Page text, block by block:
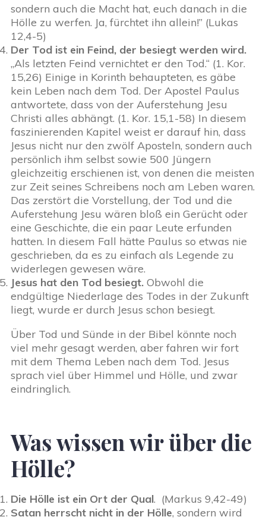
sondern auch die Macht hat, euch danach in die
Hölle zu werfen. Ja, fürchtet ihn allein!” (Lukas
12,4-5)
Der Tod ist ein Feind, der besiegt werden wird.
„Als letzten Feind vernichtet er den Tod.“ (1. Kor.
15,26) Einige in Korinth behaupteten, es gäbe
kein Leben nach dem Tod. Der Apostel Paulus
antwortete, dass von der Auferstehung Jesu
Christi alles abhängt. (1. Kor. 15,1-58) In diesem
faszinierenden Kapitel weist er darauf hin, dass
Jesus nicht nur den zwölf Aposteln, sondern auch
persönlich ihm selbst sowie 500 Jüngern
gleichzeitig erschienen ist, von denen die meisten
zur Zeit seines Schreibens noch am Leben waren.
Das zerstört die Vorstellung, der Tod und die
Auferstehung Jesu wären bloß ein Gerücht oder
eine Geschichte, die ein paar Leute erfunden
hatten. In diesem Fall hätte Paulus so etwas nie
geschrieben, da es zu einfach als Legende zu
widerlegen gewesen wäre.
Jesus hat den Tod besiegt. Obwohl die
endgültige Niederlage des Todes in der Zukunft
liegt, wurde er durch Jesus schon besiegt.
Über Tod und Sünde in der Bibel könnte noch
viel mehr gesagt werden, aber fahren wir fort
mit dem Thema Leben nach dem Tod. Jesus
sprach viel über Himmel und Hölle, und zwar
eindringlich.
Was wissen wir über die
Hölle?
Die Hölle ist ein Ort der Qual. (Markus 9,42-49)
Satan herrscht nicht in der Hölle, sondern wird